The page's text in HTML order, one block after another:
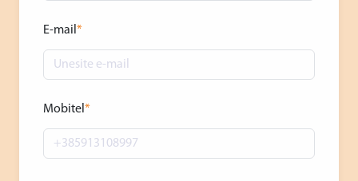
E-mail *
Mobitel *